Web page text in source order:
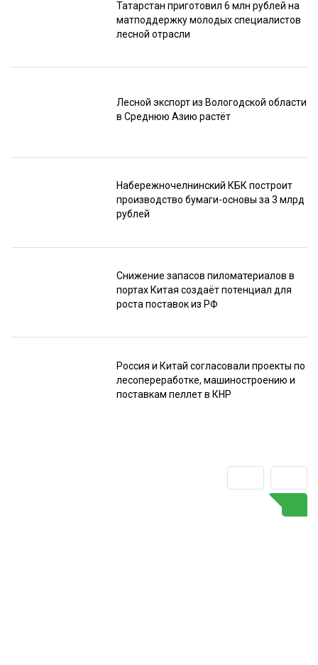
Татарстан приготовил 6 млн рублей на
матподдержку молодых специалистов
лесной отрасли
Лесной экспорт из Вологодской области
в Среднюю Азию растёт
Набережночелнинский КБК построит
производство бумаги-основы за 3 млрд
рублей
Снижение запасов пиломатериалов в
портах Китая создаёт потенциал для
роста поставок из РФ
Россия и Китай согласовали проекты по
лесопереработке, машиностроению и
поставкам пеллет в КНР